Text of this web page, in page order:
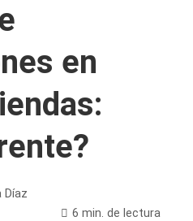
en
Díaz
6 min. de lectura